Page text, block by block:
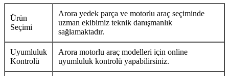
Ürün
Seçimi
Arora yedek parça ve motorlu araç seçiminde
uzman ekibimiz teknik danışmanlık
sağlamaktadır.
Uyumluluk
Kontrolü
Arora motorlu araç modelleri için online
uyumluluk kontrolü yapabilirsiniz.